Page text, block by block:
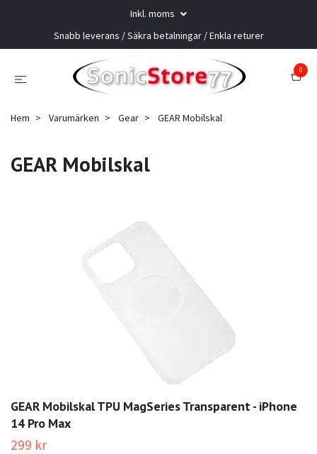
Inkl. moms
Snabb leverans / Säkra betalningar / Enkla returer
0
Hem Varumärken Gear GEAR Mobilskal
GEAR Mobilskal
GEAR Mobilskal TPU MagSeries Transparent - iPhone
14 Pro Max
299 kr